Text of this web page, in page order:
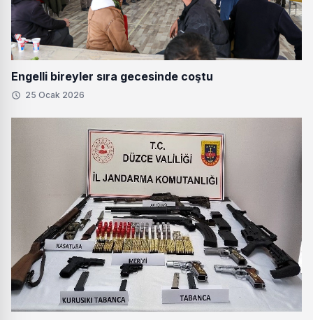
Engelli bireyler sıra gecesinde coştu
25 Ocak 2026